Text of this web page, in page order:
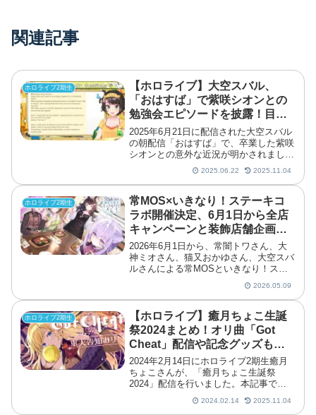
関連記事
ホロライブ2期生
【ホロライブ】大空スバル、
「おはすば」で紫咲シオンとの
勉強会エピソードを披露！目指
すは船舶免許！？
2025年6月21日に配信された大空スバル
の朝配信「おはすば」で、卒業した紫咲
シオンとの意外な近況が明かされまし
2025.06.22 2025.11.04
ホロライブ2期生
常MOS×いきなり！ステーキコ
ラボ開催決定、6月1日から全店
キャンペーンと装飾店舗企画を
実施
2026年6月1日から、常闇トワさん、大
神ミオさん、猫又おかゆさん、大空スバ
ルさんによる常MOSといきなり！ステ
ーキのコラボキャンペーンが始まりま
す。公式サイトでは、全店キャンペーン
に加えて一部店舗での装飾やグッズ販
売、整理券抽選の実施も案...
2026.05.09
ホロライブ2期生
【ホロライブ】癒月ちょこ生誕
祭2024まとめ！オリ曲「Got
Cheat」配信や記念グッズも販
売！
2024年2月14日にホロライブ2期生癒月
ちょこさんが、「癒月ちょこ生誕祭
2024」配信を行いました。本記事では
その内容についてまとめています。
2024.02.14 2025.11.04